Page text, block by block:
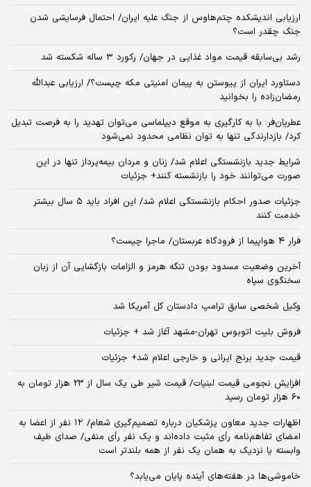
ارزیابی اندیشکده چتم‌هاوس از جنگ علیه ایران/ احتمال فرسایشی شدن
جنگ چقدر است؟
رشد بی‌سابقه قیمت مواد غذایی در جهان/ رکورد ۳ ساله شکسته شد
دستاورد ایران از پیوستن به پیمان امنیتی مکه چیست؟/ ارزیابی عبدالله
رمضان‌زاده را بخوانید
عطریان‌فر: با به کارگیری به موقع دیپلماسی می‌توان تهدید را به فرصت تبدیل
کرد/ بازدارندگی تنها به توان نظامی محدود نمی‌شود
شرایط جدید بازنشستگی اعلام شد/ زنان و مردان بیمه‌پرداز تنها در این
صورت می‌توانند خود را بازنشسته کنند+ جزئیات
جزئیات صدور احکام بازنشستگی اعلام شد/ این افراد باید ۵ سال بیشتر
خدمت کنند
فرار ۴ هواپیما از فرودگاه عربستان/ ماجرا چیست؟
آخرین وضعیت مسدود بودن تنگه هرمز و الزامات بازگشایی آن از زبان
سخنگوی سپاه
وکیل شخصی سابق ترامپ دادستان کل آمریکا شد
فروش بلیت اتوبوس تهران-مشهد آغاز شد + جزئیات
قیمت جدید برنج ایرانی و خارجی اعلام شد+ جزئیات
افزایش نجومی قیمت لبنیات/ قیمت شیر طی یک سال از 23 هزار تومان به
60 هزار تومان رسید
اظهارات جدید معاون پزشکیان درباره تصمیم‌گیری شعام/ ۱۲ نفر از اعضا به
امضای تفاهم‌نامه رأی مثبت داده‌اند و یک نفر رأی منفی/ صدای طیف
وابسته یا نزدیک به همان یک نفر از همه بلندتر است
خاموشی‌ها در هفته‌های آینده پایان می‌یابد؟